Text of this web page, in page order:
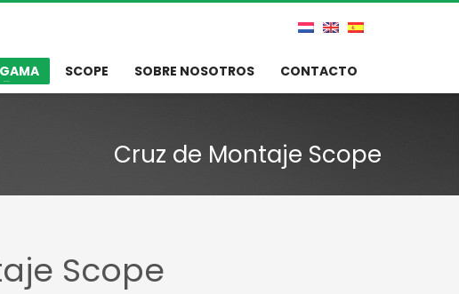
GAMA SCOPE SOBRE NOSOTROS CONTACTO
Cruz de Montaje Scope
Scope